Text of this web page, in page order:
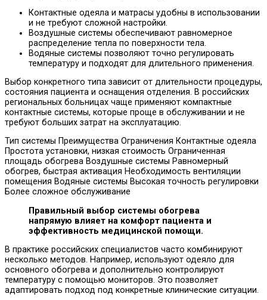
Контактные одеяла и матрасы удобны в использовании
и не требуют сложной настройки.
Воздушные системы обеспечивают равномерное
распределение тепла по поверхности тела.
Водяные системы позволяют точно регулировать
температуру и подходят для длительного применения.
Выбор конкретного типа зависит от длительности процедуры,
состояния пациента и оснащения отделения. В российских
региональных больницах чаще применяют компактные
контактные системы, которые проще в обслуживании и не
требуют больших затрат на эксплуатацию.
Тип системы Преимущества Ограничения Контактные одеяла
Простота установки, низкая стоимость Ограниченная
площадь обогрева Воздушные системы Равномерный
обогрев, быстрая активация Необходимость вентиляции
помещения Водяные системы Высокая точность регулировки
Более сложное обслуживание
Правильный выбор системы обогрева
напрямую влияет на комфорт пациента и
эффективность медицинской помощи.
В практике российских специалистов часто комбинируют
несколько методов. Например, используют одеяло для
основного обогрева и дополнительно контролируют
температуру с помощью мониторов. Это позволяет
адаптировать подход под конкретные клинические ситуации.